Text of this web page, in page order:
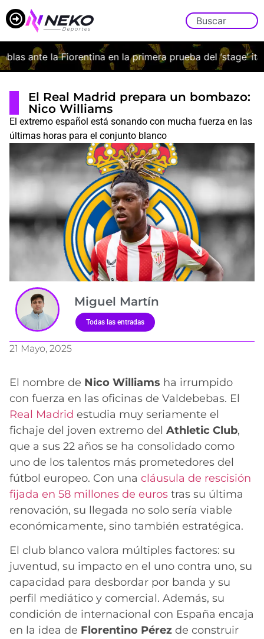
ante la Fiorentina en la primera prueba del ‘stage’
El Real Madrid prepara un bombazo:
Nico Williams
El extremo español está sonando con mucha fuerza en las
últimas horas para el conjunto blanco
Miguel Martín
Todas las entradas
21 Mayo, 2025
El nombre de Nico Williams ha irrumpido
con fuerza en las oficinas de Valdebebas. El
Real Madrid estudia muy seriamente el
fichaje del joven extremo del Athletic Club,
que a sus 22 años se ha consolidado como
uno de los talentos más prometedores del
fútbol europeo. Con una cláusula de rescisión
fijada en 58 millones de euros tras su última
renovación, su llegada no solo sería viable
económicamente, sino también estratégica.
El club blanco valora múltiples factores: su
juventud, su impacto en el uno contra uno, su
capacidad para desbordar por banda y su
perfil mediático y comercial. Además, su
condición de internacional con España encaja
en la idea de Florentino Pérez de construir